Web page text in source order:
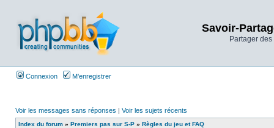
Savoir-
Partager
Connexion M’enregistrer
Voir les messages sans réponses | Voir les sujets récents
Index du forum » Premiers pas sur S-P » Règles du jeu et FAQ